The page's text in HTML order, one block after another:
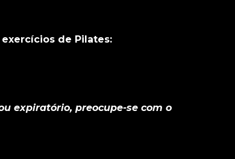
de Pilates:
expiratório, preocupe-se com o